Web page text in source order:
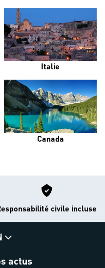
Italie
Canada
civile incluse
actus